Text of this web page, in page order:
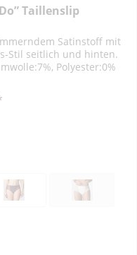
Taillenslip
Satinstoff mit
Stil seitlich und hinten.
Polyester:0%